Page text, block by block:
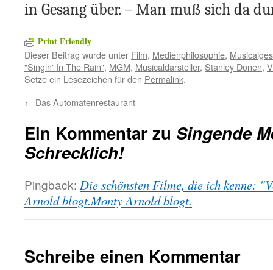
in Gesang über. – Man muß sich da
Print Friendly
Dieser Beitrag wurde unter Film, Medienphilosophie,
"Singin' In The Rain", MGM, Musicaldarsteller, Stanley Donen,
Setze ein Lesezeichen für den Permalink.
← Das Automatenrestaurant
Ein Kommentar zu Singende
Schrecklich!
Pingback: Die schönsten Filme, die ich kenne:
Arnold blogt.Monty Arnold blogt.
Schreibe einen Kommentar